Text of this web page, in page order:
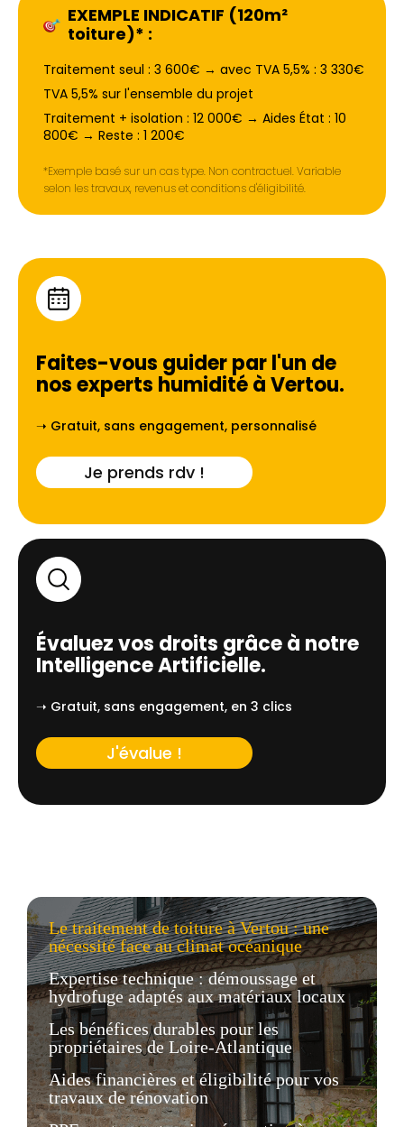
EXEMPLE INDICATIF (120m²
toiture)* :
Traitement seul : 3 600€ → avec TVA 5,5% : 3 330€
TVA 5,5% sur l'ensemble du projet
Traitement + isolation : 12 000€ → Aides État : 10
800€ → Reste : 1 200€
*Exemple basé sur un cas type. Non contractuel. Variable
selon les travaux, revenus et conditions d'éligibilité.
Faites-vous guider par l'un de
nos experts humidité àVertou.
➝ Gratuit, sans engagement, personnalisé
Je prends rdv !
Évaluez vos droits grâce à notre
Intelligence Artificielle.
➝ Gratuit, sans engagement, en 3 clics
J'évalue !
Le traitement de toiture à Vertou : une
nécessité face au climat océanique
Expertise technique : démoussage et
hydrofuge adaptés aux matériaux locaux
Les bénéfices durables pour les
propriétaires de Loire-Atlantique
Aides financières et éligibilité pour vos
travaux de rénovation